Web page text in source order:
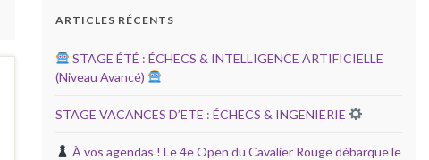
ARTICLES RÉCENTS
STAGE ÉTÉ : ÉCHECS & INTELLIGENCE ARTIFICIELLE
(Niveau Avancé)
STAGE VACANCES D’ETE : ÉCHECS & INGENIERIE
À vos agendas ! Le 4e Open du Cavalier Rouge débarque le